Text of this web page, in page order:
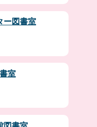
ー図書室
室